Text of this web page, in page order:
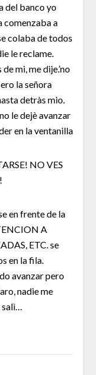
del banco yo
comenzaba a
colaba de todos
le reclame.
mi, me dije.’no
la señora
detràs mio.
le dejè avanzar
en la ventanilla
NO VES
en frente de la
A
ETC. se
en la fila.
avanzar pero
nadie me
salì…